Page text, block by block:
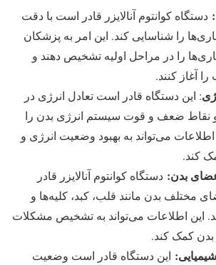
دستگاه کوانتوم آنالایزر قادر است با دقت
را شناسایی کند. این امر به پزشکان
را در مراحل اولیه تشخیص دهند و
آغاز کنند.
: این دستگاه قادر است تعادل انرژی در
و نقاط ضعف و قوت سیستم انرژی بدن را
می‌تواند به بهبود وضعیت انرژی و
کند.
بدن: دستگاه کوانتوم آنالایزر قادر
مختلف بدن مانند قلب، کبد، کلیه‌ها و
این اطلاعات می‌تواند به تشخیص مشکلات
کمک کند.
این دستگاه قادر است وضعیت